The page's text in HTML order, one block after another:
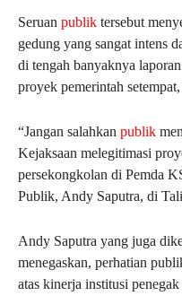
Seruan publik tersebut
gedung yang sangat intens
di tengah banyaknya
proyek pemerintah
“Jangan salahkan publik
Kejaksaan melegitimasi
persekongkolan di Pemda
Publik, Andy Saputra, di
Andy Saputra yang juga
menegaskan, perhatian
atas kinerja institusi